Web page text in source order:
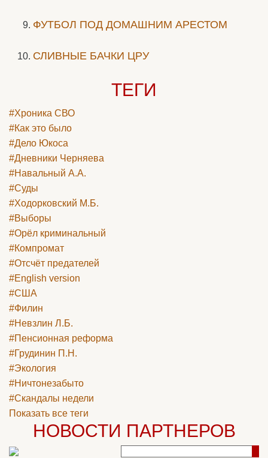
ФУТБОЛ ПОД ДОМАШНИМ АРЕСТОМ
СЛИВНЫЕ БАЧКИ ЦРУ
ТЕГИ
#Хроника СВО
#Как это было
#Дело Юкоса
#Дневники Черняева
#Навальный А.А.
#Суды
#Ходорковский М.Б.
#Выборы
#Орёл криминальный
#Компромат
#Отсчёт предателей
#English version
#США
#Филин
#Невзлин Л.Б.
#Пенсионная реформа
#Грудинин П.Н.
#Экология
#Ничтонезабыто
#Скандалы недели
Показать все теги
НОВОСТИ ПАРТНЕРОВ